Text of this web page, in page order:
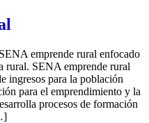
emprende rural enfocado
rural. SENA emprende rural
ingresos para la población
para el emprendimiento y la
procesos de formación